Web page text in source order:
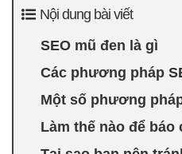
Nội dung bài viết
SEO mũ đen là gì
Các phương pháp
Một số phương
Làm thế nào để báo